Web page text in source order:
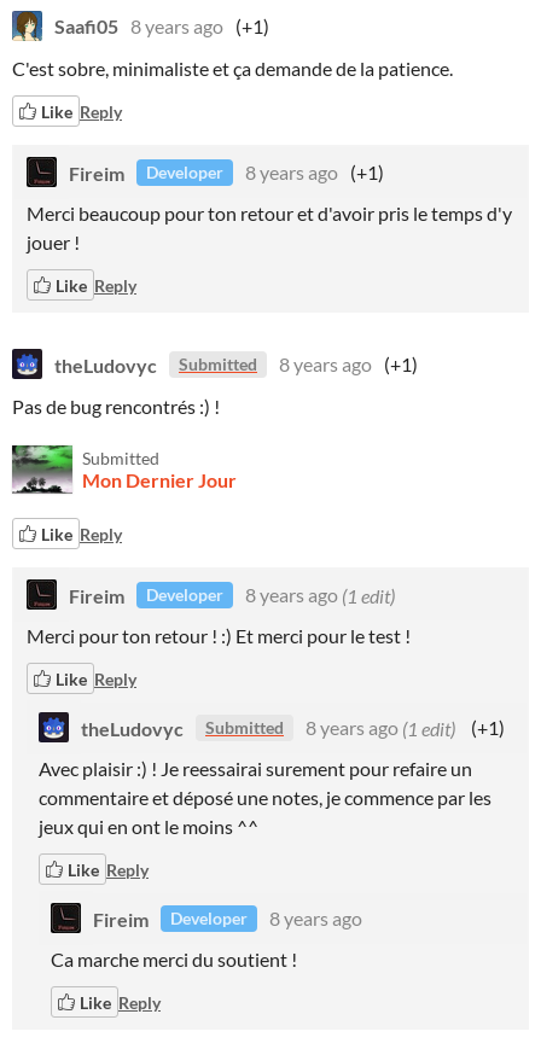
Saafi05 8 years ago (+1)
C'est sobre, minimaliste et ça demande de la patience.
Like Reply
Fireim Developer 8 years ago (+1)
Merci beaucoup pour ton retour et d'avoir pris le temps d'y
jouer !
Like Reply
theLudovyc Submitted 8 years ago (+1)
Pas de bug rencontrés :) !
Submitted
Mon Dernier Jour
Like Reply
Fireim Developer 8 years ago (1 edit)
Merci pour ton retour ! :) Et merci pour le test !
Like Reply
theLudovyc Submitted 8 years ago (1 edit)
(+1)
Avec plaisir :) ! Je reessairai surement pour refaire un
commentaire et déposé une notes, je commence par les
jeux qui en ont le moins ^^
Like Reply
Fireim Developer
8 years ago
Ca marche merci du soutient !
Like Reply